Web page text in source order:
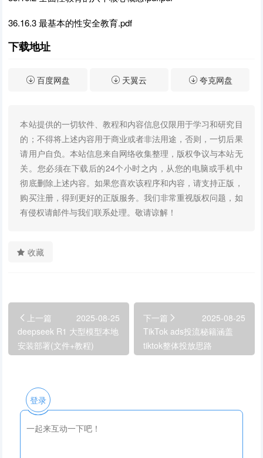
36.16.3 最基本的性安全教育.pdf
下载地址
百度网盘 天翼云 夸克网盘
本站提供的一切软件、教程和内容信息仅限用于学习和研究目
的；不得将上述内容用于商业或者非法用途，否则，一切后果
请用户自负。本站信息来自网络收集整理，版权争议与本站无
关。您必须在下载后的24个小时之内，从您的电脑或手机中
彻底删除上述内容。如果您喜欢该程序和内容，请支持正版，
购买注册，得到更好的正版服务。我们非常重视版权问题，如
有侵权请邮件与我们联系处理。敬请谅解！
收藏
上一篇
2025-08-25
deepseek R1 大型模型本地
安装部署(文件+教程)
下一篇
2025-08-25
TikTok ads投流秘籍涵盖
tiktok整体投放思路
登录